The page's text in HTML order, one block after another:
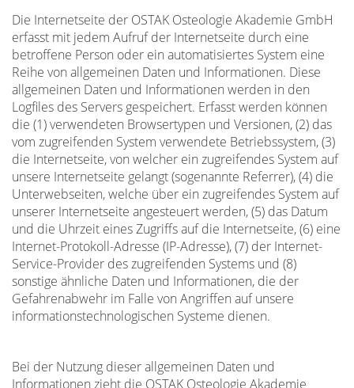
Die Internetseite der OSTAK Osteologie Akademie GmbH
erfasst mit jedem Aufruf der Internetseite durch eine
betroffene Person oder ein automatisiertes System eine
Reihe von allgemeinen Daten und Informationen. Diese
allgemeinen Daten und Informationen werden in den
Logfiles des Servers gespeichert. Erfasst werden können
die (1) verwendeten Browsertypen und Versionen, (2) das
vom zugreifenden System verwendete Betriebssystem, (3)
die Internetseite, von welcher ein zugreifendes System auf
unsere Internetseite gelangt (sogenannte Referrer), (4) die
Unterwebseiten, welche über ein zugreifendes System auf
unserer Internetseite angesteuert werden, (5) das Datum
und die Uhrzeit eines Zugriffs auf die Internetseite, (6) eine
Internet-Protokoll-Adresse (IP-Adresse), (7) der Internet-
Service-Provider des zugreifenden Systems und (8)
sonstige ähnliche Daten und Informationen, die der
Gefahrenabwehr im Falle von Angriffen auf unsere
informationstechnologischen Systeme dienen.
Bei der Nutzung dieser allgemeinen Daten und
Informationen zieht die OSTAK Osteologie Akademie